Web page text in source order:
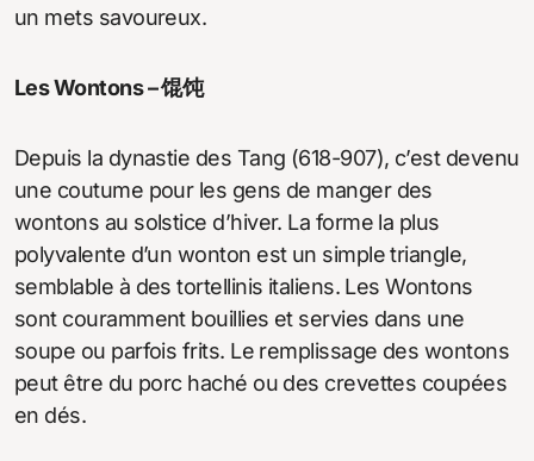
un mets savoureux.
Les Wontons – 馄饨
Depuis la dynastie des Tang (618-907), c’est devenu
une coutume pour les gens de manger des
wontons au solstice d’hiver. La forme la plus
polyvalente d’un wonton est un simple triangle,
semblable à des tortellinis italiens. Les Wontons
sont couramment bouillies et servies dans une
soupe ou parfois frits. Le remplissage des wontons
peut être du porc haché ou des crevettes coupées
en dés.